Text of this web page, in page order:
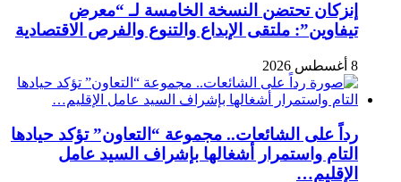
إنزكان تحتضن النسخة الخامسة لـ “معرض
تيفاوين”: ملتقى الإبداع والتنوع والفرص الاقتصادية
8 أغسطس 2026
رداً على الشائعات.. مجموعة “التعاون” تؤكد حيادها
التام واستمرار أشغالها بإشراف السيد عامل
الإقليم…